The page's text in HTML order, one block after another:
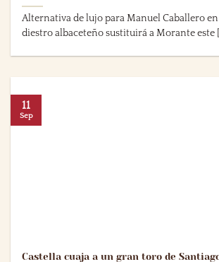
Alternativa de lujo para Manuel Caballero en
diestro albaceteño sustituirá a Morante este
Castella cuaja a un gran toro de
11
Sep